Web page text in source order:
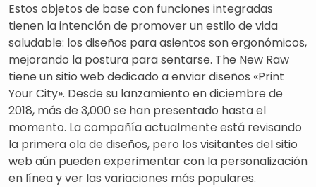
Estos objetos de base con funciones integradas
tienen la intención de promover un estilo de vida
saludable: los diseños para asientos son ergonómicos,
mejorando la postura para sentarse. The New Raw
tiene un sitio web dedicado a enviar diseños «Print
Your City». Desde su lanzamiento en diciembre de
2018, más de 3,000 se han presentado hasta el
momento. La compañía actualmente está revisando
la primera ola de diseños, pero los visitantes del sitio
web aún pueden experimentar con la personalización
en línea y ver las variaciones más populares.